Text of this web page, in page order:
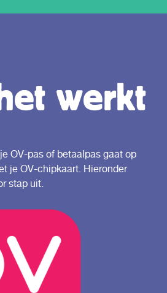
werkt
OV-pas of betaalpas gaat op
je OV-chipkaart. Hieronder
stap uit.